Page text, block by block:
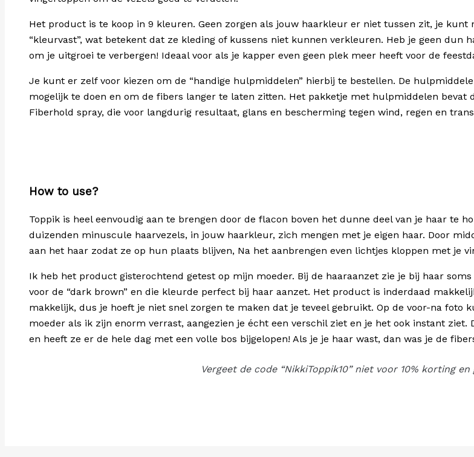
Het product is te koop in 9 kleuren. Geen zorgen als jouw haarkleur er niet tussen zit, je kunt
“kleurvast”, wat betekent dat ze kleding of kussens niet kunnen verkleuren. Heb je geen dun
om je uitgroei te verbergen! Ideaal voor als je kapper even geen plek meer heeft voor de
Je kunt er zelf voor kiezen om de “handige hulpmiddelen” hierbij te bestellen. De
mogelijk te doen en om de fibers langer te laten zitten. Het pakketje met hulpmiddelen bevat
Fiberhold spray, die voor langdurig resultaat, glans en bescherming tegen wind, regen en
How to use?
Toppik is heel eenvoudig aan te brengen door de flacon boven het dunne deel van je haar te
duizenden minuscule haarvezels, in jouw haarkleur, zich mengen met je eigen haar. Door
aan het haar zodat ze op hun plaats blijven, Na het aanbrengen even lichtjes kloppen met je
Ik heb het product gisterochtend getest op mijn moeder. Bij de haaraanzet zie je bij haar
voor de “dark brown” en die kleurde perfect bij haar aanzet. Het product is inderdaad
makkelijk, dus je hoeft je niet snel zorgen te maken dat je teveel gebruikt. Op de voor-na
moeder als ik zijn enorm verrast, aangezien je écht een verschil ziet en je het ook instant ziet.
en heeft ze er de hele dag met een volle bos bijgelopen! Als je je haar wast, dan was je de
Vergeet de code “NikkiToppik10” niet voor 10% korting